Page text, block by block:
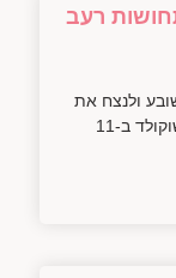
רעב
ולנצח את
הכאוס הקולינרי? מי מאתנו לא הכניס לפה שוקולד ב-11